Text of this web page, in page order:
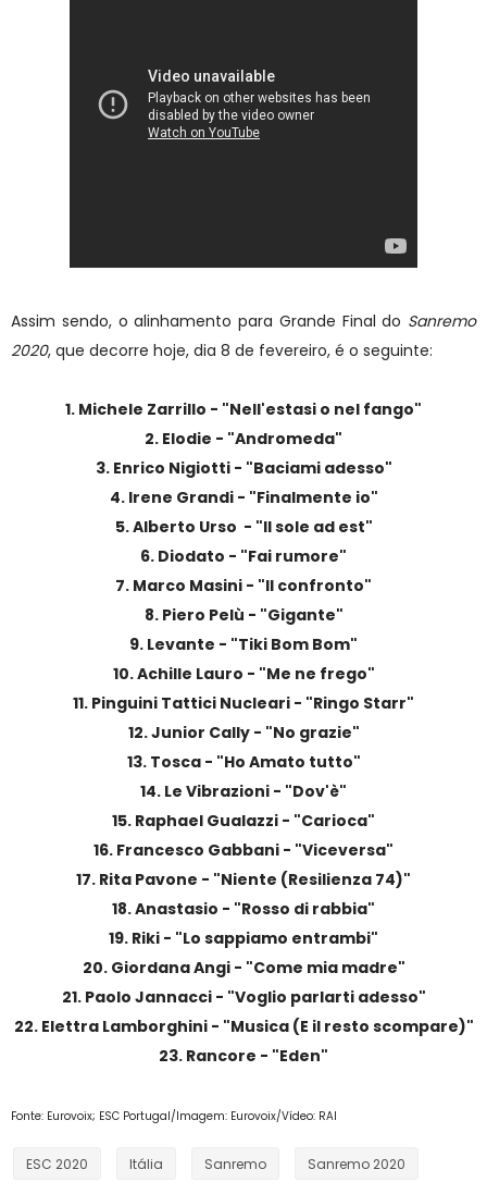
Assim sendo, o alinhamento para Grande Final do Sanremo
2020, que decorre hoje, dia 8 de fevereiro, é o seguinte:
1. Michele Zarrillo - "Nell'estasi o nel fango"
2. Elodie - "Andromeda"
3. Enrico Nigiotti - "Baciami adesso"
4. Irene Grandi - "Finalmente io"
5. Alberto Urso - "Il sole ad est"
6. Diodato - "Fai rumore"
7. Marco Masini - "Il confronto"
8. Piero Pelù - "Gigante"
9. Levante - "Tiki Bom Bom"
10. Achille Lauro - "Me ne frego"
11. Pinguini Tattici Nucleari - "Ringo Starr"
12. Junior Cally - "No grazie"
13. Tosca - "Ho Amato tutto"
14. Le Vibrazioni - "Dov'è"
15. Raphael Gualazzi - "Carioca"
16. Francesco Gabbani - "Viceversa"
17. Rita Pavone - "Niente (Resilienza 74)"
18. Anastasio - "Rosso di rabbia"
19. Riki - "Lo sappiamo entrambi"
20. Giordana Angi - "Come mia madre"
21. Paolo Jannacci - "Voglio parlarti adesso"
22. Elettra Lamborghini - "Musica (E il resto scompare)"
23. Rancore - "Eden"
Fonte: Eurovoix; ESC Portugal/Imagem: Eurovoix/Vídeo: RAI
ESC 2020 Itália Sanremo Sanremo 2020